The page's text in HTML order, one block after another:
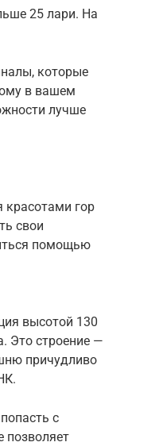
25 лари. На
которые
в вашем
лучше
красотами гор
свои
помощью
высотой 130
Это строение —
причудливо
попасть с
позволяет